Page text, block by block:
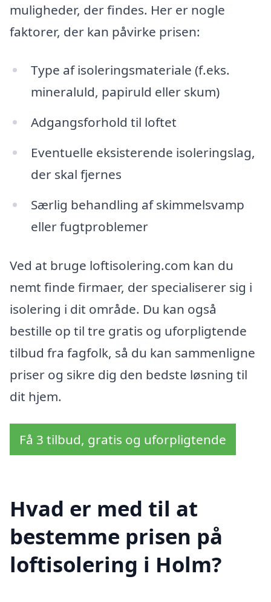
muligheder, der findes. Her er nogle
faktorer, der kan påvirke prisen:
Type af isoleringsmateriale (f.eks.
mineraluld, papiruld eller skum)
Adgangsforhold til loftet
Eventuelle eksisterende isoleringslag,
der skal fjernes
Særlig behandling af skimmelsvamp
eller fugtproblemer
Ved at bruge loftisolering.com kan du
nemt finde firmaer, der specialiserer sig i
isolering i dit område. Du kan også
bestille op til tre gratis og uforpligtende
tilbud fra fagfolk, så du kan sammenligne
priser og sikre dig den bedste løsning til
dit hjem.
Få 3 tilbud, gratis og uforpligtende
Hvad er med til at
bestemme prisen på
loftisolering i Holm?